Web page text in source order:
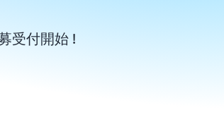
受付開始 !